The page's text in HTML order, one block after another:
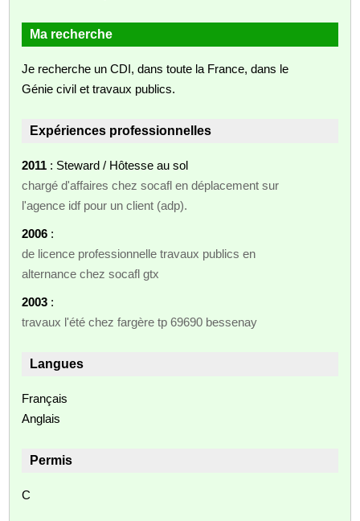
Ma recherche
Je recherche un CDI, dans toute la France, dans le
Génie civil et travaux publics.
Expériences professionnelles
2011 : Steward / Hôtesse au sol
chargé d'affaires chez socafl en déplacement sur
l'agence idf pour un client (adp).
2006 :
de licence professionnelle travaux publics en
alternance chez socafl gtx
2003 :
travaux l'été chez fargère tp 69690 bessenay
Langues
Français
Anglais
Permis
C